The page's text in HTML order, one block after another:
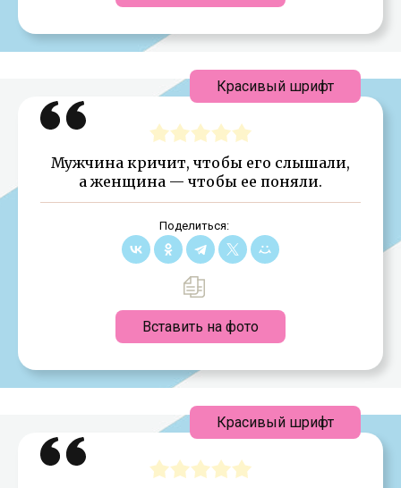
Мужчина кричит, чтобы его слышали,
а женщина — чтобы ее поняли.
Поделиться:
Вставить на фото
Красивый шрифт
Красивый шрифт